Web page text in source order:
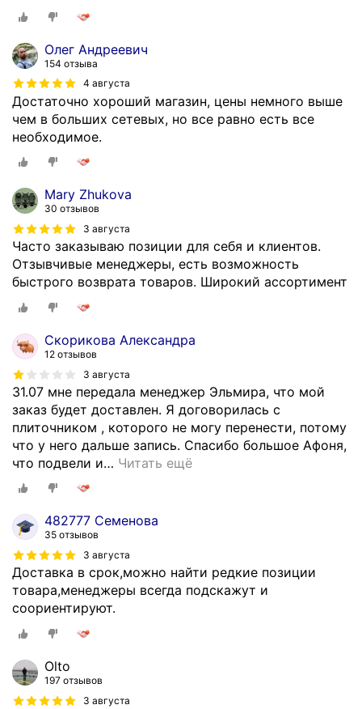
Олег Андреевич
154 отзыва
4 августа
Достаточно хороший магазин, цены немного выше
чем в больших сетевых, но все равно есть все
необходимое.
Mary Zhukova
30 отзывов
3 августа
Часто заказываю позиции для себя и клиентов.
Отзывчивые менеджеры, есть возможность
быстрого возврата товаров. Широкий ассортимент
Скорикова Александра
12 отзывов
3 августа
31.07 мне передала менеджер Эльмира, что мой
заказ будет доставлен. Я договорилась с
плиточником , которого не могу перенести, потому
что у него дальше запись. Спасибо большое Афоня,
что подвели и… Читать ещё
482777 Семенова
35 отзывов
3 августа
Доставка в срок,можно найти редкие позиции
товара,менеджеры всегда подскажут и
соориентируют.
Olto
197 отзывов
3 августа